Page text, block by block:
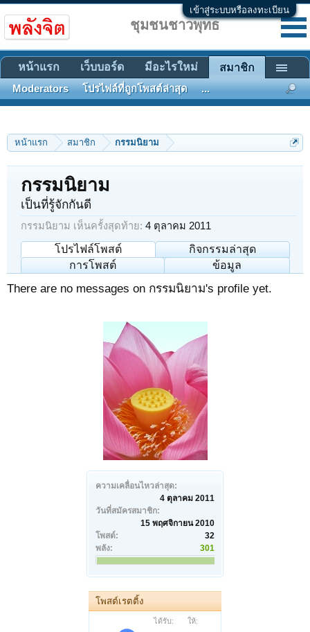
เข้าสู่ระบบหรือลงทะเบียน
หน้าแรก สมาชิก กรรมนิยาม
ความเคลื่อนไหวล่าสุด:
4 ตุลาคม 2011
วันที่สมัครสมาชิก:
15 พฤศจิกายน 2010
โพสต์:
32
พลัง:
301
โพสต์เรตติ้ง
ได้รับ: ให้:
กรรมนิยาม
เป็นที่รู้จักกันดี
กรรมนิยาม เห็นครั้งสุดท้าย: 4 ตุลาคม 2011
โปรไฟล์โพสต์
กิจกรรมล่าสุด
การโพสต์
ข้อมูล
There are no messages on กรรมนิยาม's profile yet.
ชุมชนชาวพุทธ
หน้าแรก เว็บบอร์ด มีอะไรใหม่ สมาชิก
Moderators โปรไฟล์ที่ถูกโพสต์ล่าสุด ...